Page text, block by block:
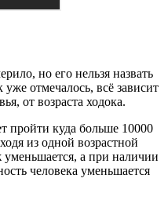
но его нельзя назвать
отмечалось, всё зависит
от возраста ходока.
пройти куда больше 10000
из одной возрастной
а при наличии
человека уменьшается